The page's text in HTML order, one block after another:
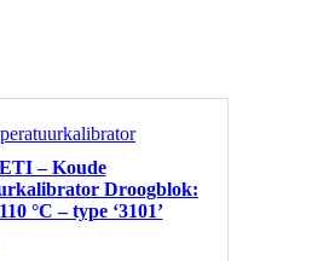
ETI – Koude
Droogblok:
°C – type ‘3101’